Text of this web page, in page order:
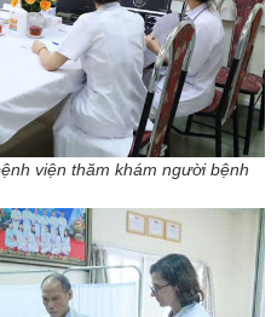
viện thăm khám người bệnh